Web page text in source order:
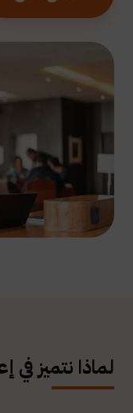
لماذا نتميز في